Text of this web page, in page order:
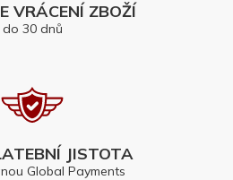
VRÁCENÍ ZBOŽÍ
do 30 dnů
JISTOTA
Global Payments